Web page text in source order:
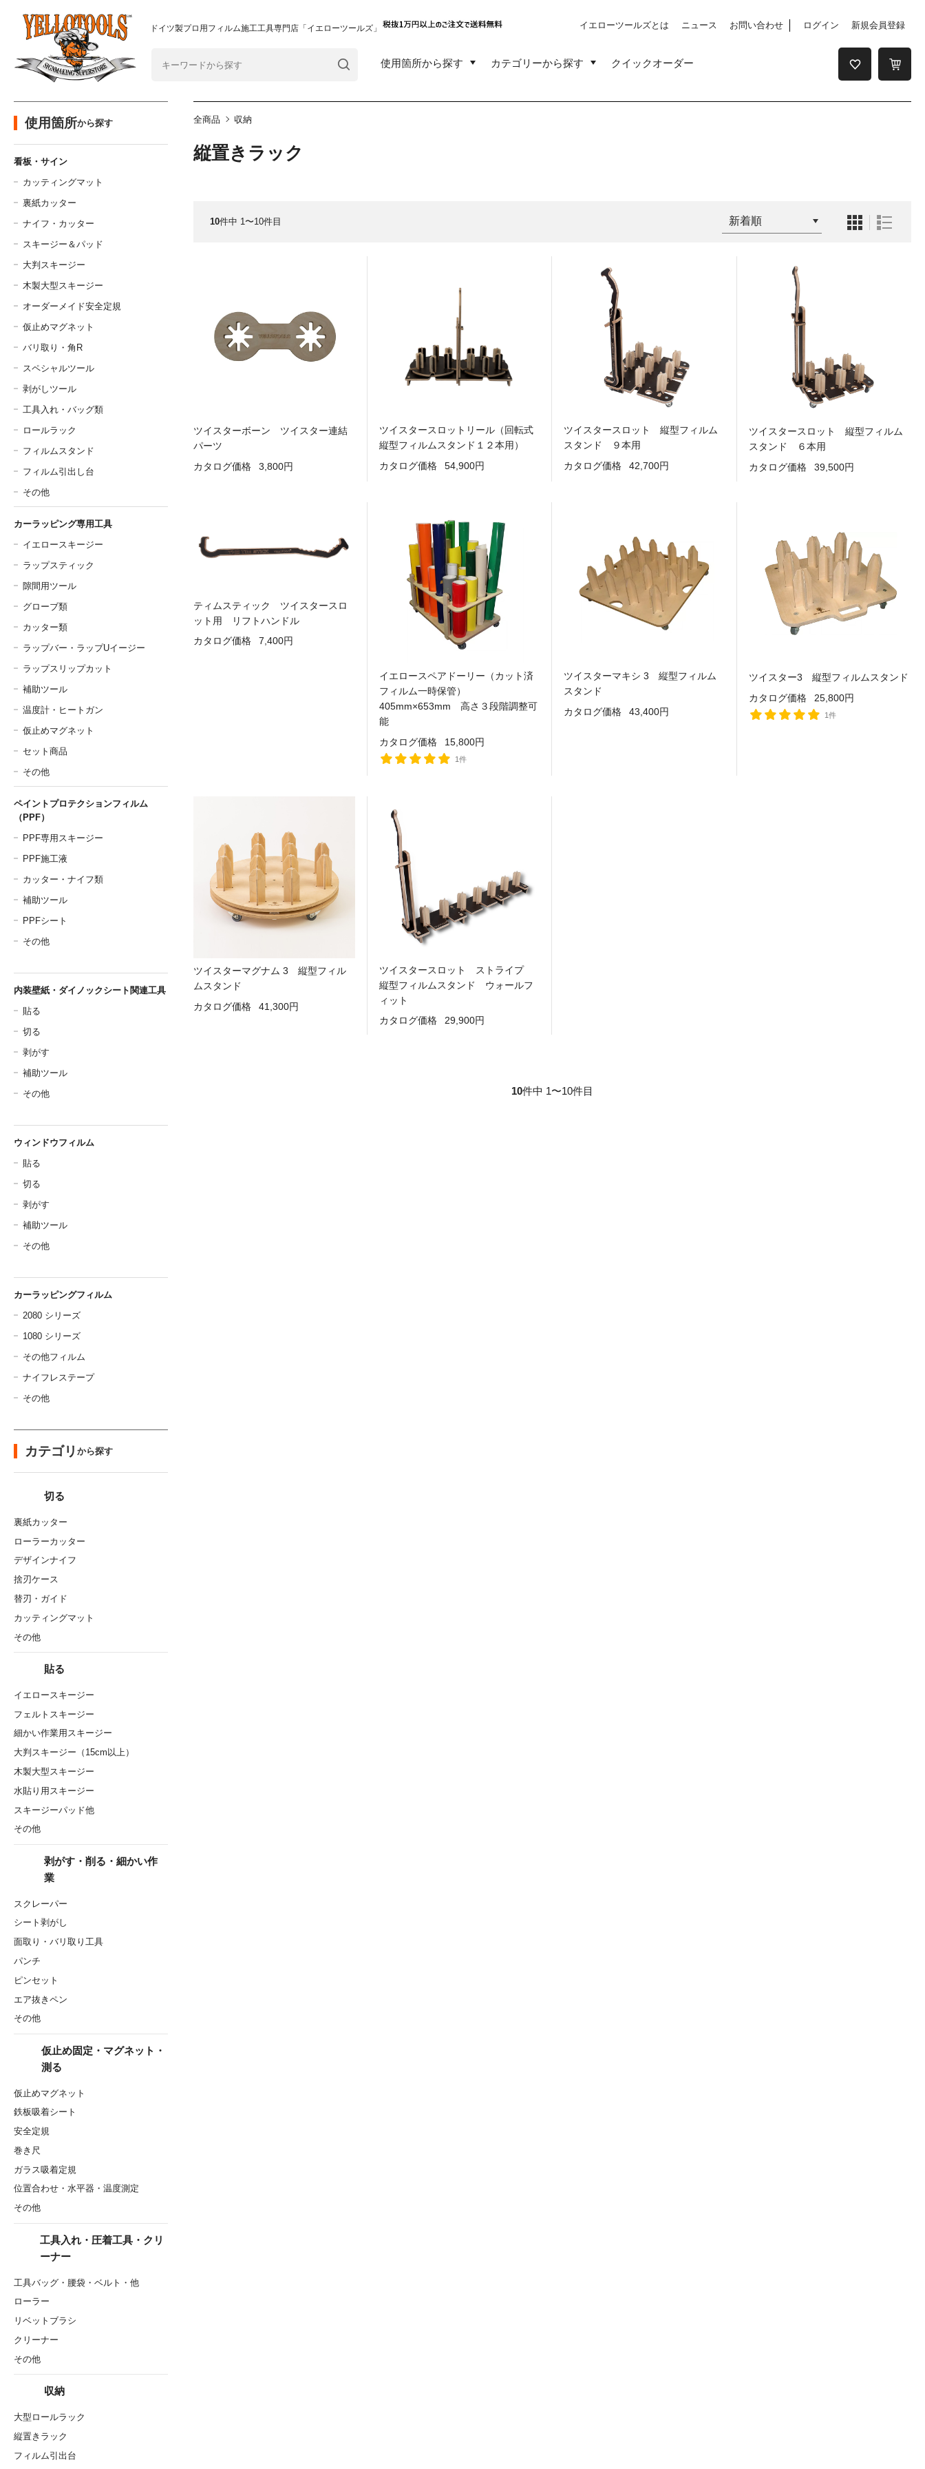
重要なおしらせ
ドイツ製プロ用フィルム施工工具専門店「イエローツールズ」 イエローツールズとは ニュース お問い合わせ ログイン 新規会員登録
使用箇所から探す カテゴリーから探す クイックオーダー
全商品 収納
縦置きラック
10件中 1〜10件目
ツイスターボーン ツイスター連結
パーツ
カタログ価格
3,800円
ツイスタースロットリール（回転式
縦型フィルムスタンド１２本用）
カタログ価格
54,900円
ツイスタースロット 縦型フィルム
スタンド ９本用
カタログ価格
42,700円
ツイスタースロット 縦型フィルム
スタンド ６本用
カタログ価格
39,500円
ティムスティック ツイスタースロ
ット用 リフトハンドル
カタログ価格
7,400円
イエロースペアドーリー（カット済
フィルム一時保管）
405mm×653mm 高さ３段階調整可
能
カタログ価格
15,800円
1件
ツイスターマキシ 3 縦型フィルム
スタンド
カタログ価格
43,400円
ツイスター3 縦型フィルムスタンド
カタログ価格
25,800円
1件
ツイスターマグナム 3 縦型フィル
ムスタンド
カタログ価格
41,300円
ツイスタースロット ストライプ
縦型フィルムスタンド ウォールフ
ィット
カタログ価格
29,900円
10件中 1〜10件目
使用箇所から探す
看板・サイン
カッティングマット
裏紙カッター
ナイフ・カッター
スキージー＆パッド
大判スキージー
木製大型スキージー
オーダーメイド安全定規
仮止めマグネット
バリ取り・角R
スペシャルツール
剥がしツール
工具入れ・バッグ類
ロールラック
フィルムスタンド
フィルム引出し台
その他
カーラッピング専用工具
イエロースキージー
ラップスティック
隙間用ツール
グローブ類
カッター類
ラップバー・ラップUイージー
ラップスリップカット
補助ツール
温度計・ヒートガン
仮止めマグネット
セット商品
その他
ペイントプロテクションフィルム
（PPF）
PPF専用スキージー
PPF施工液
カッター・ナイフ類
補助ツール
PPFシート
その他
内装壁紙・ダイノックシート関連工具
貼る
切る
剥がす
補助ツール
その他
ウィンドウフィルム
貼る
切る
剥がす
補助ツール
その他
カーラッピングフィルム
2080 シリーズ
1080 シリーズ
その他フィルム
ナイフレステープ
その他
カテゴリ から探す
切る
裏紙カッター
ローラーカッター
デザインナイフ
捨刃ケース
替刃・ガイド
カッティングマット
その他
貼る
イエロースキージー
フェルトスキージー
細かい作業用スキージー
大判スキージー（15cm以上）
木製大型スキージー
水貼り用スキージー
スキージーパッド他
その他
剥がす・削る・細かい作
業
スクレーパー
シート剥がし
面取り・バリ取り工具
パンチ
ピンセット
エア抜きペン
その他
仮止め固定・マグネット・
測る
仮止めマグネット
鉄板吸着シート
安全定規
巻き尺
ガラス吸着定規
位置合わせ・水平器・温度測定
その他
工具入れ・圧着工具・クリ
ーナー
工具バッグ・腰袋・ベルト・他
ローラー
リベットブラシ
クリーナー
その他
収納
大型ロールラック
縦置きラック
フィルム引出台